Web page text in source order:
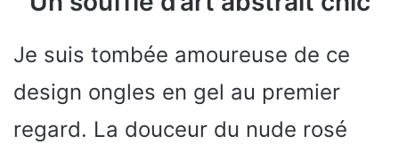
Je suis tombée amoureuse de ce
design ongles en gel au premier
regard. La douceur du nude rosé